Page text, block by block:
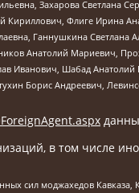
Захарова Светлана
Кириллович, Флиге Ирина
Ганнушкина
Анатолий Мариевич,
Иванович, Шабад
Борис Андреевич,
в том числе
сил моджахедов Кавказа,